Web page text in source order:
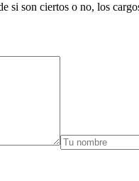
son ciertos o no, los